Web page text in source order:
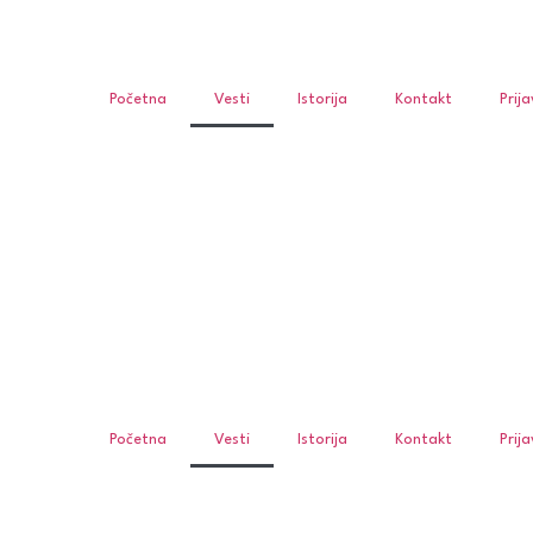
Početna Vesti Istorija Kontakt
Početna Vesti Istorija Kontakt